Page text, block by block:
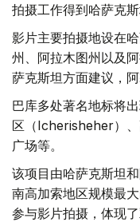
拍摄工作得到哈萨克
影片主要拍摄地设在
州、阿拉木图州以及
萨克斯坦方面建议，
巴库多处著名地标将
区（Icherisheher）
广场等。
该项目由哈萨克斯坦
南高加索地区规模最
参与影片拍摄，体现